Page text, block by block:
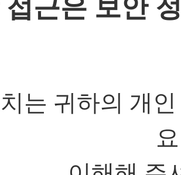
접근은 보안
는 귀하의 개